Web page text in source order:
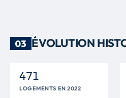
03 ÉVOLUTION
471
LOGEMENTS EN 2022